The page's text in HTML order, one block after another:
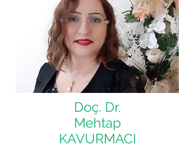
Doç. Dr.
Mehtap
KAVURMACI